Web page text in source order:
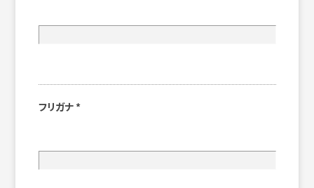
フリガナ *